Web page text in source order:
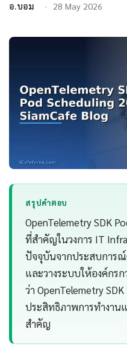
อ.บอม 28 May 2026
สรุปคำตอบ
OpenTelemetry SDK
ที่สำคัญในวงการ IT
ปัจจุบันจากประสบการ
และวางระบบให้องค์กร
ว่า OpenTelemetry
ประสิทธิภาพการทำงา
สำคัญ